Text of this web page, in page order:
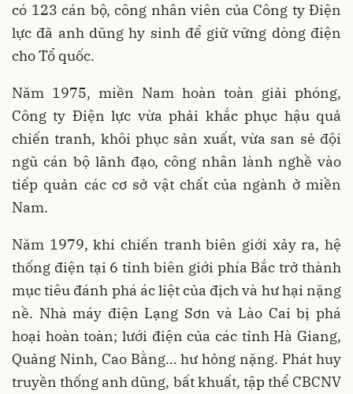
có 123 cán bộ, công nhân viên của Công ty Điện
lực đã anh dũng hy sinh để giữ vững dòng điện
cho Tổ quốc.
Năm 1975, miền Nam hoàn toàn giải phóng,
Công ty Điện lực vừa phải khắc phục hậu quả
chiến tranh, khôi phục sản xuất, vừa san sẻ đội
ngũ cán bộ lãnh đạo, công nhân lành nghề vào
tiếp quản các cơ sở vật chất của ngành ở miền
Nam.
Năm 1979, khi chiến tranh biên giới xảy ra, hệ
thống điện tại 6 tỉnh biên giới phía Bắc trở thành
mục tiêu đánh phá ác liệt của địch và hư hại nặng
nề. Nhà máy điện Lạng Sơn và Lào Cai bị phá
hoại hoàn toàn; lưới điện của các tỉnh Hà Giang,
Quảng Ninh, Cao Bằng… hư hỏng nặng. Phát huy
truyền thống anh dũng, bất khuất, tập thể CBCNV